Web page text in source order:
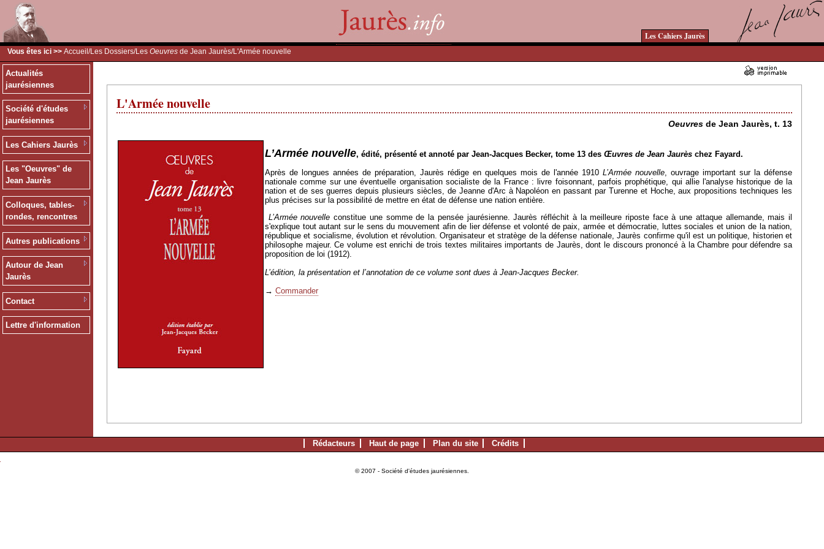
Les Cahiers Jaurès
Vous êtes ici >> Accueil /Les Dossiers/Les Oeuvres de Jean Jaurès/L'Armée nouvelle
Actualités
jaurésiennes
Société d'études
jaurésiennes
Les Cahiers Jaurès
Les "Oeuvres" de
Jean Jaurès
Colloques, tables-
rondes, rencontres
Autres publications
Autour de Jean
Jaurès
Contact
Lettre d'information
L'Armée nouvelle
Oeuvres de Jean Jaurès, t. 13
L’Armée nouvelle, édité, présenté et annoté par Jean-Jacques Becker, tome 13 des Œuvres de Jean Jaurès chez Fayard.
Après de longues années de préparation, Jaurès rédige en quelques mois de l'année 1910L’Armée nouvelle , ouvrage important sur la défense
nationale comme sur une éventuelle organisation socialiste de la France : livre foisonnant, parfois prophétique, qui allie l'analyse historique de la
nation et de ses guerres depuis plusieurs siècles, de Jeanne d'Arc à Napoléon en passant par Turenne et Hoche, aux propositions techniques les
plus précises sur la possibilité de mettre en état de défense une nation entière.
L’Armée nouvelleconstitue une somme de la pensée jaurésienne. Jaurès réfléchit à la meilleure riposte face à une attaque allemande, mais il
s'explique tout autant sur le sens du mouvement afin de lier défense et volonté de paix, armée et démocratie, luttes sociales et union de la nation,
république et socialisme, évolution et révolution. Organisateur et stratège de la défense nationale, Jaurès confirme qu'il est un politique, historien et
philosophe majeur. Ce volume est enrichi de trois textes militaires importants de Jaurès, dont le discours prononcé à la Chambre pour défendre sa
proposition de loi (1912).
L’édition, la présentation et l’annotation de ce volume sont dues à Jean-Jacques Becker.
→ Commander
Rédacteurs Haut de page Plan du site Crédits
© 2007 - Société d'études jaurésiennes.